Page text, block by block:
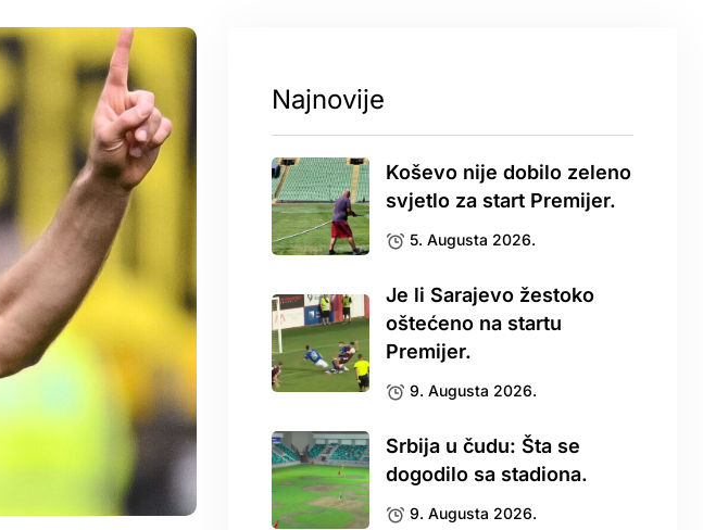
Najnovije
Koševo nije dobilo zeleno
svjetlo za start Premijer.
5. Augusta 2026.
Je li Sarajevo žestoko
oštećeno na startu
Premijer.
9. Augusta 2026.
Srbija u čudu: Šta se
dogodilo sa stadiona.
9. Augusta 2026.